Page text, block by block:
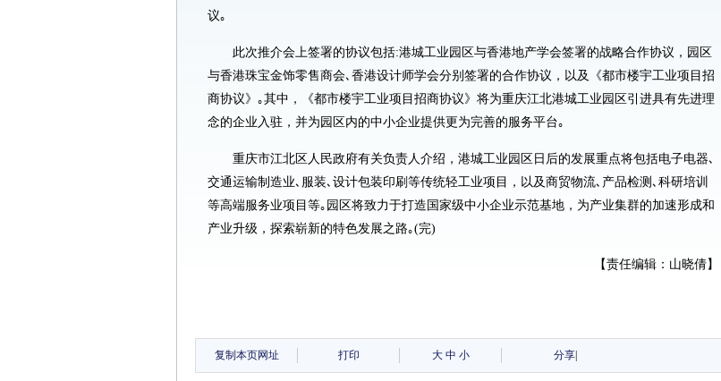
议｡
此次推介会上签署的协议包括:港城工业园区与香港地产学会签署的战略合作协议，园区
与香港珠宝金饰零售商会､香港设计师学会分别签署的合作协议，以及《都市楼宇工业项目招
商协议》｡其中，《都市楼宇工业项目招商协议》将为重庆江北港城工业园区引进具有先进理
念的企业入驻，并为园区内的中小企业提供更为完善的服务平台｡
重庆市江北区人民政府有关负责人介绍，港城工业园区日后的发展重点将包括电子电器､
交通运输制造业､服装､设计包装印刷等传统轻工业项目，以及商贸物流､产品检测､科研培训
等高端服务业项目等｡园区将致力于打造国家级中小企业示范基地，为产业集群的加速形成和
产业升级，探索崭新的特色发展之路｡(完)
【责任编辑：山晓倩】
复制本页网址 打印 大 中 小 分享